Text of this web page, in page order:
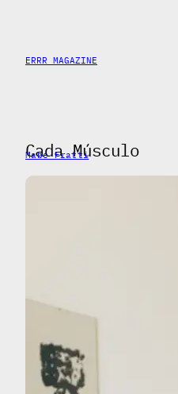
contenido
ERRR MAGAZINE
Cada Músculo
Mabe Fratti